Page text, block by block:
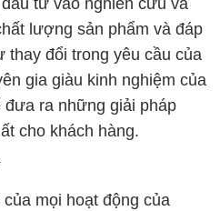
tư vào nghiên cứu và
lượng sản phẩm và đáp
thay đổi trong yêu cầu của
gia giàu kinh nghiệm của
ra những giải pháp
cho khách hàng.
mọi hoạt động của